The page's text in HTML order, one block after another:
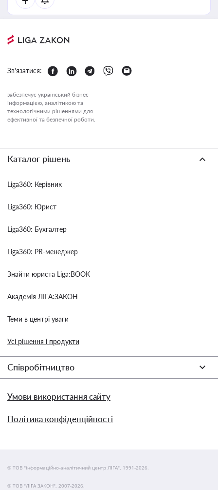
Зв'язатися:
забезпечує український бізнес
інформацією, аналітикою та
технологічними рішеннями для
ефективної та безпечної роботи.
Каталог рішень
Liga360: Керівник
Liga360: Юрист
Liga360: Бухгалтер
Liga360: PR-менеджер
Знайти юриста Liga:BOOK
Академія ЛІГА:ЗАКОН
Теми в центрі уваги
Усі рішення і продукти
Співробітництво
Умови використання сайту
Політика конфіденційності
© ТОВ "інформаційно-аналітичний центр ЛІГА", 1991-2026.
© ТОВ "ЛІГА ЗАКОН", 2007-2026.